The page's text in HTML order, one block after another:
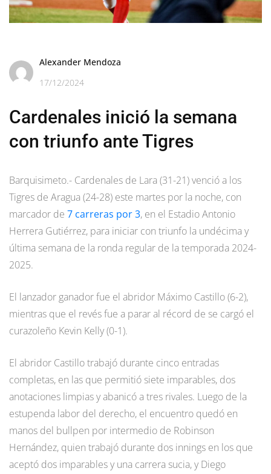
Alexander Mendoza
17/12/2024
Cardenales inició la semana
con triunfo ante Tigres
Barquisimeto.- Cardenales de Lara (31-21) venció a los
Tigres de Aragua (24-28) este martes por la noche, con
marcador de 7 carreras por 3, en el Estadio Antonio
Herrera Gutiérrez, para iniciar con triunfo la undécima y
última semana de la ronda regular de la temporada 2024-
2025.
El lanzador ganador fue el abridor Máximo Castillo (6-2),
mientras que el revés fue a parar al récord de se cargó el
curazoleño Kevin Kelly (0-1).
El abridor Castillo trabajó durante cinco entradas
completas, en las que permitió siete imparables, dos
anotaciones limpias y abanicó a tres rivales. Luego de la
estupenda labor del derecho, el encuentro quedó en
manos del bullpen por intermedio de Robinson
Hernández, quien trabajó durante dos innings en los que
aceptó dos imparables y una carrera sucia, y Diego